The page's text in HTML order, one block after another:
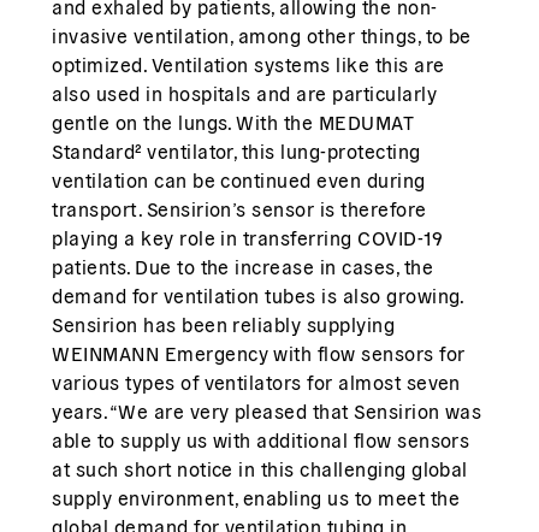
and exhaled by patients, allowing the non-
invasive ventilation, among other things, to be
optimized. Ventilation systems like this are
also used in hospitals and are particularly
gentle on the lungs. With the MEDUMAT
Standard² ventilator, this lung-protecting
ventilation can be continued even during
transport. Sensirion’s sensor is therefore
playing a key role in transferring COVID-19
patients. Due to the increase in cases, the
demand for ventilation tubes is also growing.
Sensirion has been reliably supplying
WEINMANN Emergency with flow sensors for
various types of ventilators for almost seven
years. “We are very pleased that Sensirion was
able to supply us with additional flow sensors
at such short notice in this challenging global
supply environment, enabling us to meet the
global demand for ventilation tubing in